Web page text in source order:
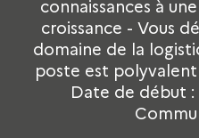
connaissances à
croissance - Vous
domaine de la
poste est
Date de début